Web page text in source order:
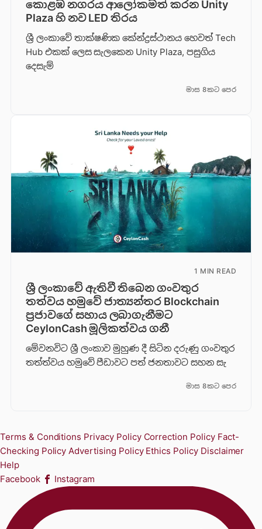
කොළඹ නගරය ආලෝකමත් කරන Unity
Plaza හි නව LED තිරය
ශ්‍රී ලංකාවේ තාක්ෂණික කේන්ද්‍රස්ථානය හෙවත් Tech
Hub එකක් ලෙස සැලකෙන Unity Plaza, පසුගිය
දෙසැම්
මාස 8කට පෙර
1 MIN READ
ශ්‍රී ලංකාවේ ඇතිවී තිබෙන ගංවතුර
තත්වය හමුවේ ජාත්‍යන්තර Blockchain
ප්‍රජාවගේ සහාය ලබාගැනීමට
CeylonCash මූලිකත්වය ග​නී
මේවනවිට ශ්‍රී ලංකාව මුහුණ දී සිටින දරුණු ගංවතුර
තත්ත්වය හමුවේ පීඩාවට පත් ජනතාවට සහන සැ
මාස 8කට පෙර
Terms & Conditions Privacy Policy Correction Policy Fact-
Checking Policy Advertising Policy Ethics Policy Disclaimer
Help
Facebook
Instagram